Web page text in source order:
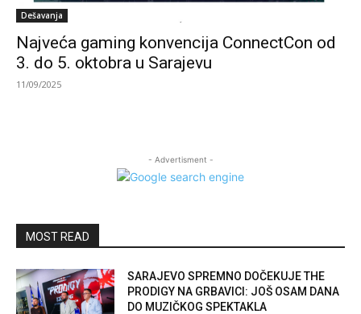
Dešavanja
Najveća gaming konvencija ConnectCon od
3. do 5. oktobra u Sarajevu
11/09/2025
- Advertisment -
MOST READ
SARAJEVO SPREMNO DOČEKUJE THE
PRODIGY NA GRBAVICI: JOŠ OSAM DANA
DO MUZIČKOG SPEKTAKLA